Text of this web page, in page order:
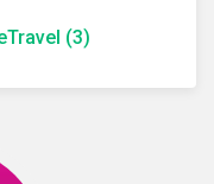
(3)